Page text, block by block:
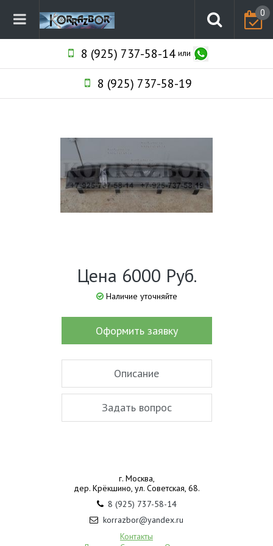
0
8 (925) 737-58-14или
8 (925) 737-58-19
Цена 6000 Руб.
Наличие уточняйте
Оформить заявку
Описание
Задать вопрос
г. Москва,
дер. Крёкшино, ул. Советская, 68.
8 (925) 737-58-14
korrazbor@yandex.ru
Контакты